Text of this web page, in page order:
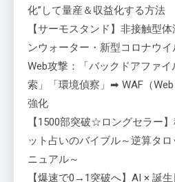
化”して量産＆収益化する方法
【サーモスタンド】非接触型
ンウォーター・新型コロナウ
Web攻撃：「バックドアファ
索」「環境偵察」➡ WAF（Web
強化
【1500部突破☆ロングセラー
ット占いのバイブル～逆算タ
ニュアル～
【爆速で0→1突破へ】AI × 誕